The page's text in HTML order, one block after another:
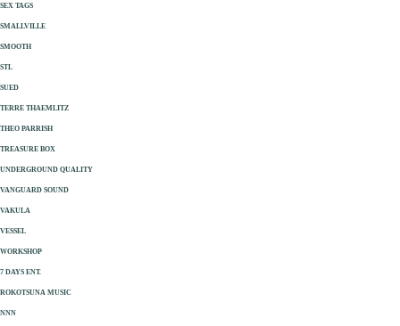
SEX TAGS
SMALLVILLE
SMOOTH
STL
SUED
TERRE THAEMLITZ
THEO PARRISH
TREASURE BOX
UNDERGROUND QUALITY
VANGUARD SOUND
VAKULA
VESSEL
WORKSHOP
7 DAYS ENT.
ROKOTSUNA MUSIC
NNN